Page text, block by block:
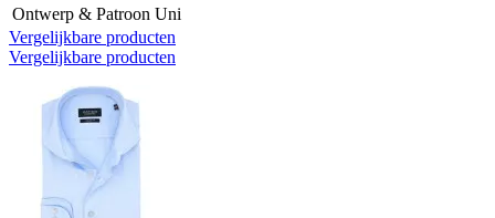
Ontwerp & Patroon Uni
Vergelijkbare producten
Vergelijkbare producten